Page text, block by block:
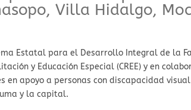
Villa Hidalgo,
Estatal para el Desarrollo Integral de la
y Educación Especial (CREE) y en
en apoyo a personas con discapacidad
y la capital.